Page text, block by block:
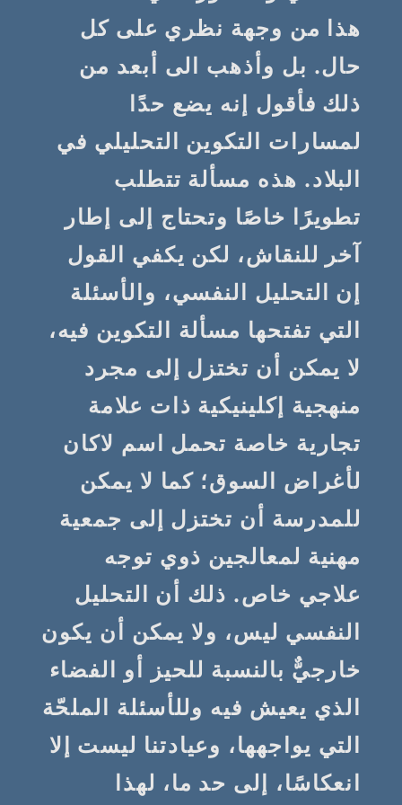
هذا من وجهة نظري على كل
حال. بل وأذهب الى أبعد من
ذلك فأقول إنه يضع حدًا
لمسارات التكوين التحليلي في
البلاد. هذه مسألة تتطلب
تطويرًا خاصًا وتحتاج إلى إطار
آخر للنقاش، لكن يكفي القول
إن التحليل النفسي، والأسئلة
التي تفتحها مسألة التكوين فيه،
لا يمكن أن تختزل إلى مجرد
منهجية إكلينيكية ذات علامة
تجارية خاصة تحمل اسم لاكان
لأغراض السوق؛ كما لا يمكن
للمدرسة أن تختزل إلى جمعية
مهنية لمعالجين ذوي توجه
علاجي خاص. ذلك أن التحليل
النفسي ليس، ولا يمكن أن يكون
خارجيٌّ بالنسبة للحيز أو الفضاء
الذي يعيش فيه وللأسئلة الملحّة
التي يواجهها، وعيادتنا ليست إلا
انعكاسًا، إلى حد ما، لهذا